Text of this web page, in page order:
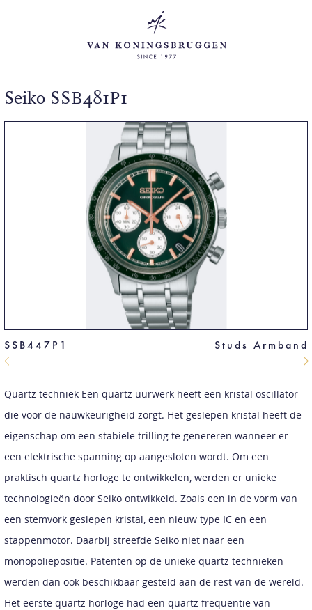
Seiko SSB481P1
SSB447P1 Studs Armband
Quartz techniek Een quartz uurwerk heeft een kristal oscillator
die voor de nauwkeurigheid zorgt. Het geslepen kristal heeft de
eigenschap om een stabiele trilling te genereren wanneer er
een elektrische spanning op aangesloten wordt. Om een
praktisch quartz horloge te ontwikkelen, werden er unieke
technologieën door Seiko ontwikkeld. Zoals een in de vorm van
een stemvork geslepen kristal, een nieuw type IC en een
stappenmotor. Daarbij streefde Seiko niet naar een
monopoliepositie. Patenten op de unieke quartz technieken
werden dan ook beschikbaar gesteld aan de rest van de wereld.
Het eerste quartz horloge had een quartz frequentie van